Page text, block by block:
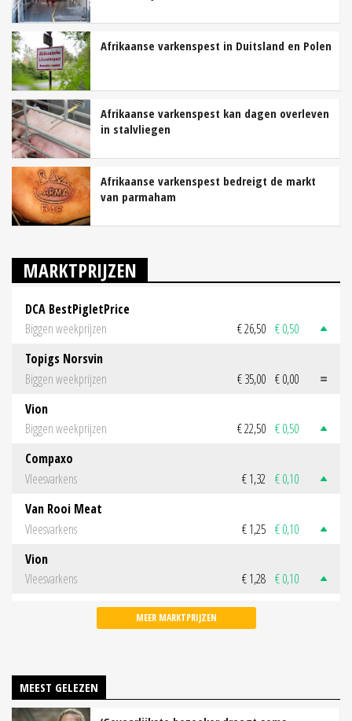
Afrikaanse varkenspest in Duitsland en Polen
Afrikaanse varkenspest kan dagen overleven
in stalvliegen
Afrikaanse varkenspest bedreigt de markt
van parmaham
MARKTPRIJZEN
DCA BestPigletPrice
Biggen weekprijzen
€ 26,50 € 0,50
Topigs Norsvin
Biggen weekprijzen
€ 35,00 € 0,00
Vion
Biggen weekprijzen
€ 22,50 € 0,50
Compaxo
Vleesvarkens
€ 1,32 € 0,10
Van Rooi Meat
Vleesvarkens
€ 1,25 € 0,10
Vion
Vleesvarkens
€ 1,28 € 0,10
MEER MARKTPRIJZEN
MEEST GELEZEN